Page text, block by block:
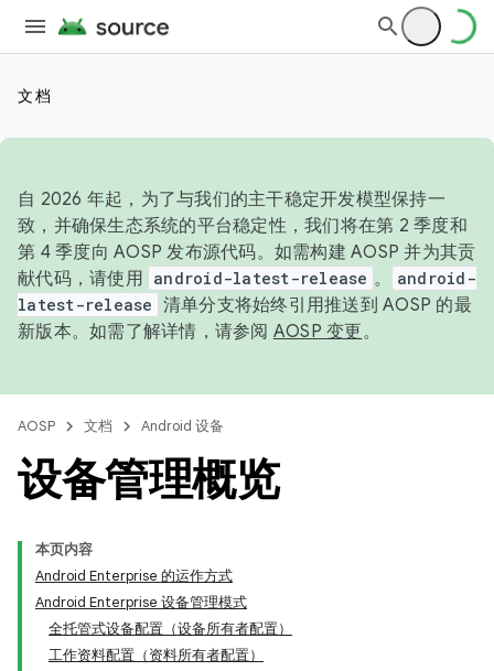
文档
自 2026 年起，为了与我们的主干稳定开发模型保持一
致，并确保生态系统的平台稳定性，我们将在第 2 季度和
第 4 季度向 AOSP 发布源代码。如需构建 AOSP 并为其贡
献代码，请使用 android-latest-release 。
android-
latest-release 清单分支将始终引用推送到 AOSP 的最
新版本。如需了解详情，请参阅 AOSP 变更。
AOSP 文档 Android 设备
设备管理概览
本页内容
Android Enterprise 的运作方式
Android Enterprise 设备管理模式
全托管式设备配置（设备所有者配置）
工作资料配置（资料所有者配置）